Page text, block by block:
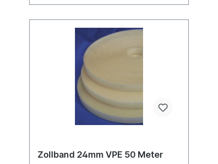
Zollband 24mm VPE 50 Meter